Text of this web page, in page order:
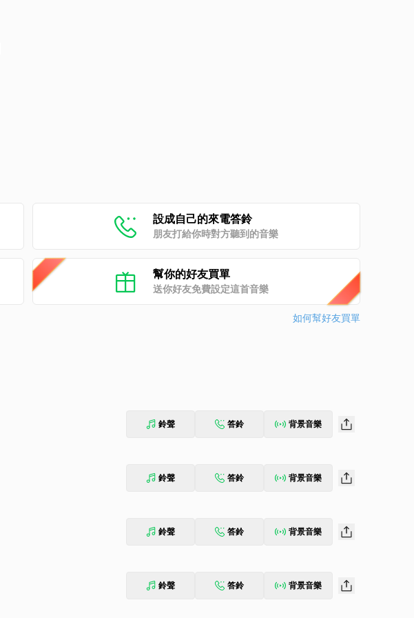
設成自己的來電答鈴
朋友打給你時對方聽到的音樂
幫你的好友買單
送你好友免費設定這首音樂
如何幫好友買單
鈴聲 答鈴 背景音樂
鈴聲 答鈴 背景音樂
鈴聲 答鈴 背景音樂
鈴聲 答鈴 背景音樂